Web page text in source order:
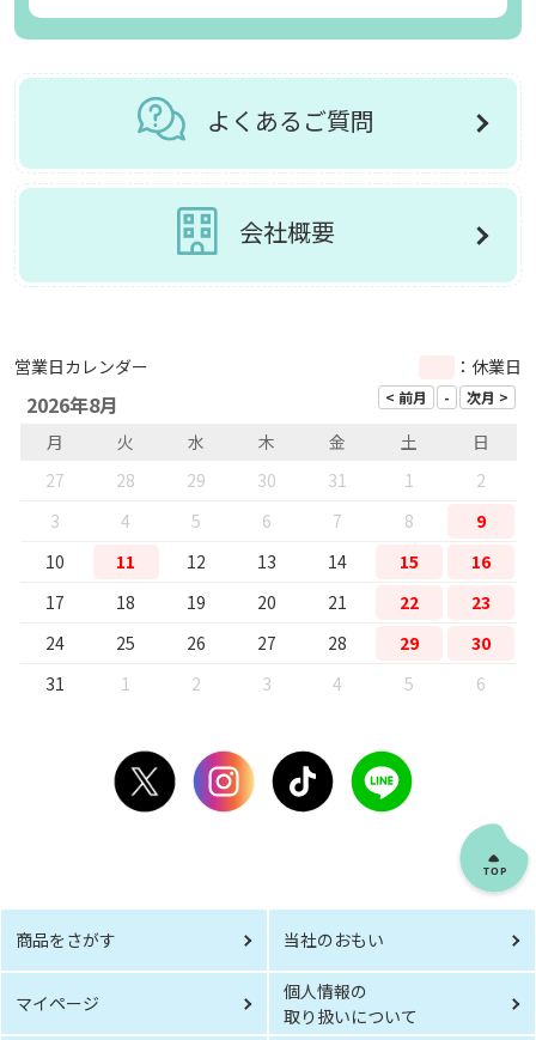
よくあるご質問
会社概要
営業日カレンダー ：休業日
2026年8月
月 火 水 木 金 土
日
27
28 29 30 31 1
2
3
4 5 6 7 8
9
10
11 12 13 14 15
16
17
18 19 20 21 22
23
24
25 26 27 28 29
30
31
1 2 3 4 5 6
商品をさがす 当社のおもい
マイページ
個人情報の
取り扱いについて